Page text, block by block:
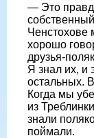
— Это
хорошо
друзья-
Я знал их, и
остальных.
Когда мы
из
знали
поймали.